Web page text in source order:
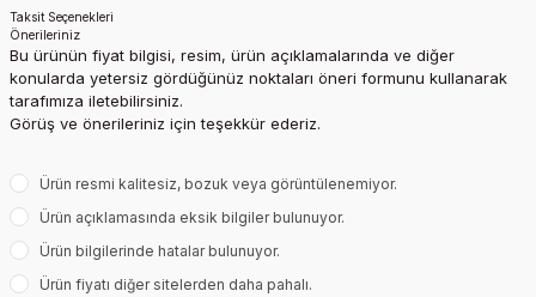
Taksit Seçenekleri
Önerileriniz
Bu ürünün fiyat bilgisi, resim, ürün açıklamalarında ve diğer
konularda yetersiz gördüğünüz noktaları öneri formunu kullanarak
tarafımıza iletebilirsiniz.
Görüş ve önerileriniz için teşekkür ederiz.
Ürün resmi kalitesiz, bozuk veya görüntülenemiyor.
Ürün açıklamasında eksik bilgiler bulunuyor.
Ürün bilgilerinde hatalar bulunuyor.
Ürün fiyatı diğer sitelerden daha pahalı.